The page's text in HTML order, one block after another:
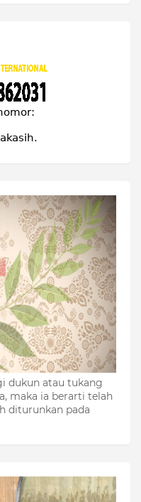
dukun atau tukang
maka ia berarti telah
diturunkan pada